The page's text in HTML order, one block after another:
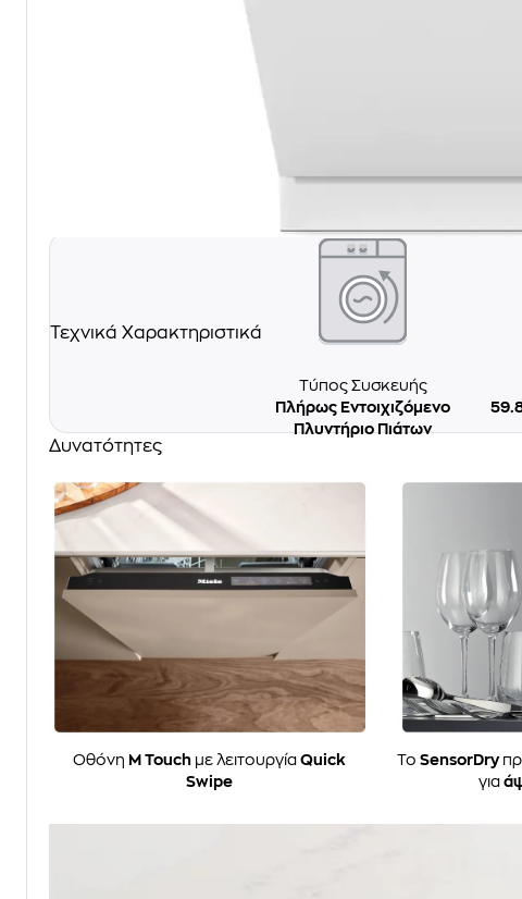
Τεχνικά Χαρακτηριστικά
Τύπος Συσκευής
Πλήρως Εντοιχιζόμενο
Πλυντήριο Πιάτων
Δυνατότητες
Οθόνη M Touch με λειτουργίαQuick
Swipe
ΤοSensorDry
για